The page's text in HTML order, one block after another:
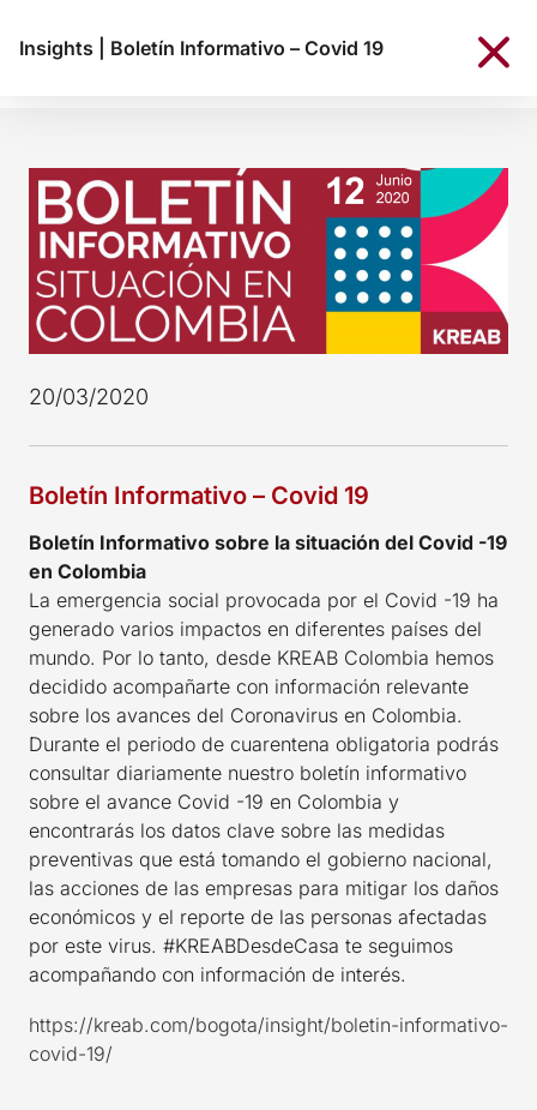
Insights Boletín Informativo – Covid 19
20/03/2020
Boletín Informativo – Covid 19
Boletín Informativo sobre la situación del Covid -19
en Colombia
La emergencia social provocada por el Covid -19 ha
generado varios impactos en diferentes países del
mundo. Por lo tanto, desde KREAB Colombia hemos
decidido acompañarte con información relevante
sobre los avances del Coronavirus en Colombia.
Durante el periodo de cuarentena obligatoria podrás
consultar diariamente nuestro boletín informativo
sobre el avance Covid -19 en Colombia y
encontrarás los datos clave sobre las medidas
preventivas que está tomando el gobierno nacional,
las acciones de las empresas para mitigar los daños
económicos y el reporte de las personas afectadas
por este virus. #KREABDesdeCasa te seguimos
acompañando con información de interés.
https://kreab.com/bogota/insight/boletin-informativo-
covid-19/